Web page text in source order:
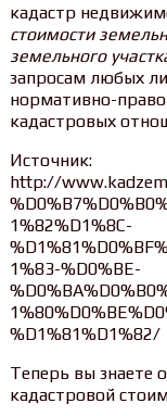
кадастр
стоимости
земельного
запросам любых
нормативно-
кадастровых
Источник:
http://
1%82%D1%8C-
1%83-%D0%BE-
%D1%81%D1%82/
Теперь вы знаете
кадастровой